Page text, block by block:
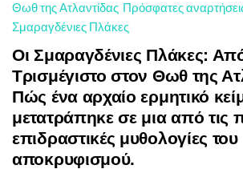
Θωθ της Ατλαντίδας Πρόσφατες
Σμαραγδένιες Πλάκες
Οι Σμαραγδένιες Πλάκες:
Τρισμέγιστο στον Θωθ της
Πώς ένα αρχαίο ερμητικό
μετατράπηκε σε μια από τις
επιδραστικές μυθολογίες
αποκρυφισμού.